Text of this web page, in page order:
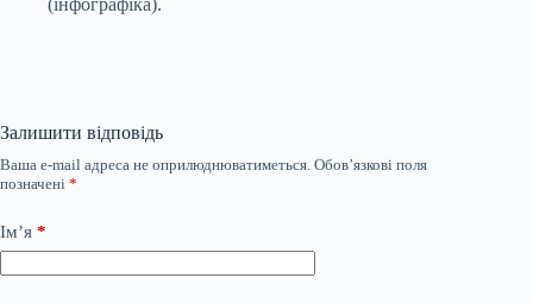
Залишити відповідь
Ваша e-mail адреса не оприлюднюватиметься. Обов’язкові поля
позначені *
Ім’я *